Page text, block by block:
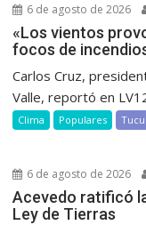
6 de agosto de 2026
«Los vientos
focos de
Carlos Cruz,
Valle, reportó en
Clima Populares
6 de agosto de 2026
Acevedo ratificó
Ley de Tierras